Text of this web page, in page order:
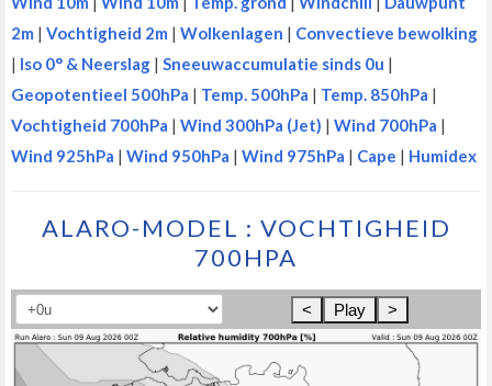
2m | Vochtigheid 2m | Wolkenlagen | Convectieve bewolking
| Iso 0° & Neerslag | Sneeuwaccumulatie sinds 0u |
Geopotentieel 500hPa | Temp. 500hPa | Temp. 850hPa |
Vochtigheid 700hPa | Wind 300hPa (Jet) | Wind 700hPa |
Wind 925hPa | Wind 950hPa | Wind 975hPa | Cape | Humidex
ALARO-MODEL : VOCHTIGHEID
700HPA
< Play >